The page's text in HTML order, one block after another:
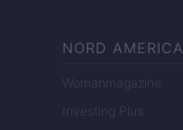
NORD AMERICA
Womanmagazine
Investing Plus